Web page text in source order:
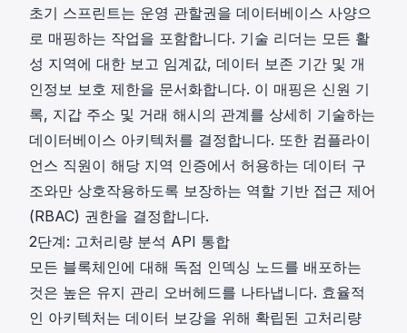
초기 스프린트는 운영 관할권을 데이터베이스 사양으
로 매핑하는 작업을 포함합니다. 기술 리더는 모든 활
성 지역에 대한 보고 임계값, 데이터 보존 기간 및 개
인정보 보호 제한을 문서화합니다. 이 매핑은 신원 기
록, 지갑 주소 및 거래 해시의 관계를 상세히 기술하는
데이터베이스 아키텍처를 결정합니다. 또한 컴플라이
언스 직원이 해당 지역 인증에서 허용하는 데이터 구
조와만 상호작용하도록 보장하는 역할 기반 접근 제어
(RBAC) 권한을 결정합니다.
2단계: 고처리량 분석 API 통합
모든 블록체인에 대해 독점 인덱싱 노드를 배포하는
것은 높은 유지 관리 오버헤드를 나타냅니다. 효율적
인 아키텍처는 데이터 보강을 위해 확립된 고처리량